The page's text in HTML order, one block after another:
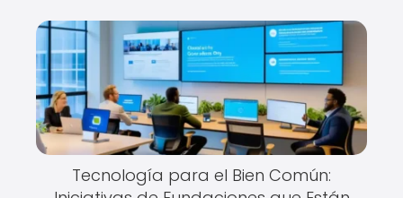
Tecnología para el Bien Común: